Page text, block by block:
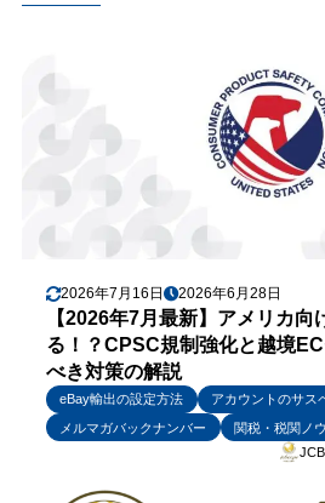
2026年7月16日 2026年6月28日
【2026年7月最新】アメリカ向
る！？CPSC規制強化と越境
べき対策の解説
eBay輸出の設定方法
アカウントのサス
メルマガバックナンバー
関税・税関ノ